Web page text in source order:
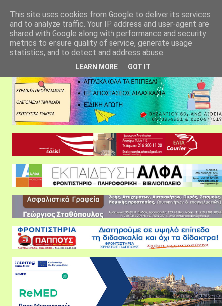
This site uses cookies from Google to deliver its services
and to analyze traffic. Your IP address and user-agent are
shared with Google along with performance and security
metrics to ensure quality of service, generate usage
statistics, and to detect and address abuse.
LEARN MORE GOT IT